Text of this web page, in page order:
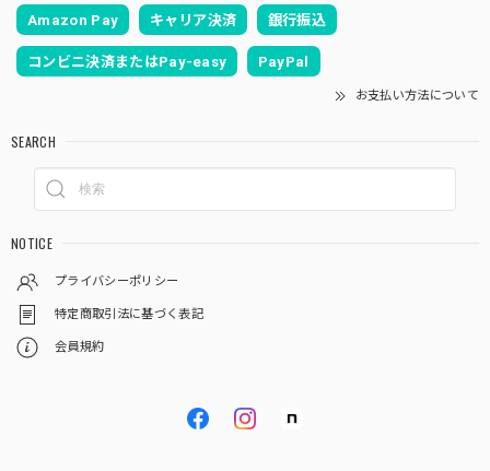
Amazon Pay キャリア決済 銀行振込
コンビニ決済またはPay-easy PayPal
お支払い方法について
SEARCH
NOTICE
プライバシーポリシー
特定商取引法に基づく表記
会員規約